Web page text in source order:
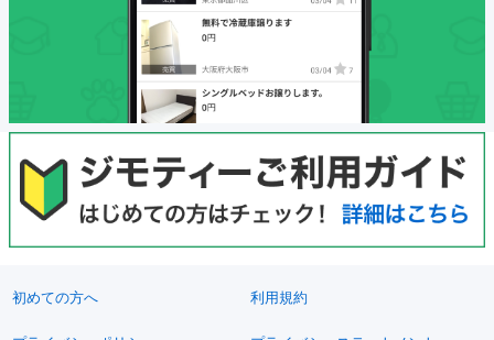
初めての方へ 利用規約